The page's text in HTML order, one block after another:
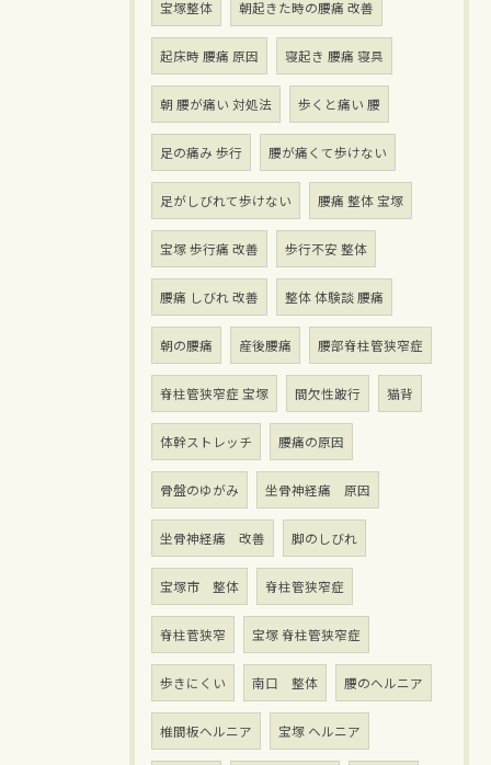
宝塚整体 朝起きた時の腰痛 改善
起床時 腰痛 原因 寝起き 腰痛 寝具
朝 腰が痛い 対処法 歩くと痛い 腰
足の痛み 歩行 腰が痛くて歩けない
足がしびれて歩けない 腰痛 整体 宝塚
宝塚 歩行痛 改善 歩行不安 整体
腰痛 しびれ 改善 整体 体験談 腰痛
朝の腰痛 産後腰痛 腰部脊柱管狭窄症
脊柱管狭窄症 宝塚 間欠性跛行 猫背
体幹ストレッチ 腰痛の原因
骨盤のゆがみ 坐骨神経痛 原因
坐骨神経痛 改善 脚のしびれ
宝塚市 整体 脊柱管狭窄症
脊柱菅狭窄 宝塚 脊柱管狭窄症
歩きにくい 南口 整体 腰のヘルニア
椎間板ヘルニア 宝塚 ヘルニア